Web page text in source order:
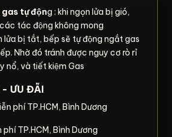
tự động : khi ngọn lửa bị gió,
tác động không mong
lửa bị tắt, bếp sẽ tự động ngắt gas
Nhờ đó tránh được nguy cơ rò rỉ
nổ, và tiết kiệm Gas
- ƯU ĐÃI
phí TP.HCM, Bình Dương
TP.HCM, Bình Dương